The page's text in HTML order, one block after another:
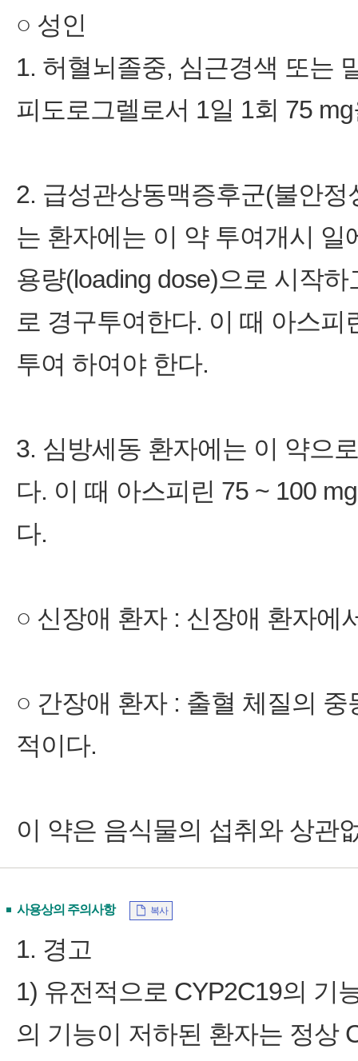
○ 성인
1. 허혈뇌졸중, 심근경색 또는
피도로그렐로서 1일 1회 75
2. 급성관상동맥증후군(불안
는 환자에는 이 약 투여개시
용량(loading dose)으로 시작
로 경구투여한다. 이 때 아스
투여 하여야 한다.
3. 심방세동 환자에는 이 약으
다. 이 때 아스피린 75 ~ 100
다.
○ 신장애 환자 : 신장애 환자에
○ 간장애 환자 : 출혈 체질의
적이다.
이 약은 음식물의 섭취와 상관
사용상의 주의사항 복사
1. 경고
1) 유전적으로 CYP2C19의 기
의 기능이 저하된 환자는 정상